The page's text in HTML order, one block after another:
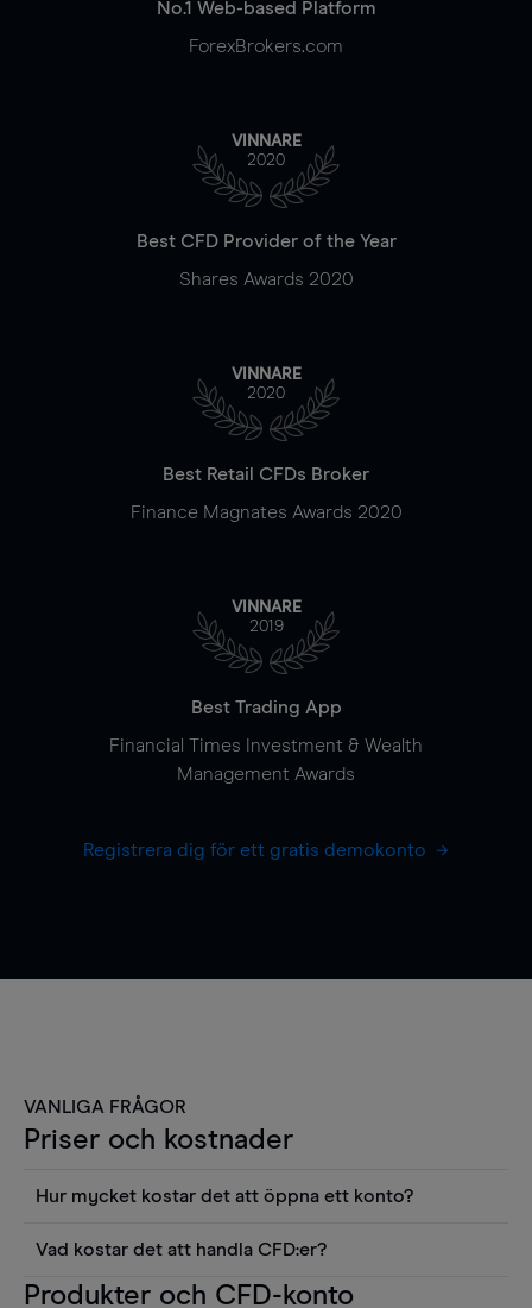
No.1 Web-based Platform
ForexBrokers.com
VINNARE
2020
Best CFD Provider of the Year
Shares Awards 2020
VINNARE
2020
Best Retail CFDs Broker
Finance Magnates Awards 2020
VINNARE
2019
Best Trading App
Financial Times Investment & Wealth
Management Awards
Registrera dig för ett gratis demokonto
VANLIGA FRÅGOR
Priser och kostnader
Hur mycket kostar det att öppna ett konto?
använda sådana verktyg som diagram, Reuters
Vad kostar det att handla CFD:er?
Det är en rad kostnader att tänka på när man
Produkter och CFD-konto